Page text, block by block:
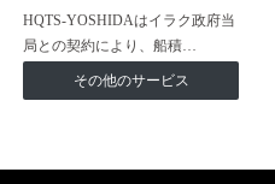
HQTS-YOSHIDAはイラク政府当
局との契約により、船積…
その他のサービス